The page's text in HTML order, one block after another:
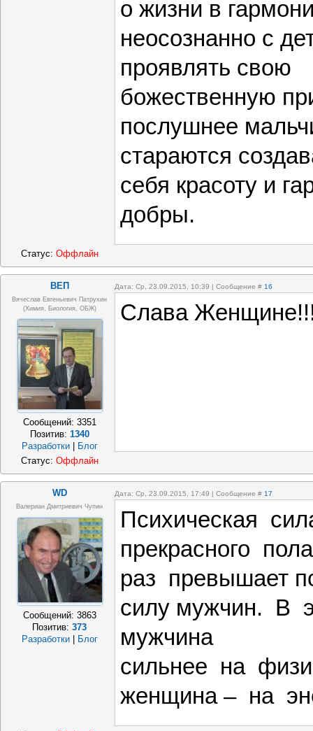
о жизни в
неосознанно с
проявлять свою
божественную
послушнее
стараются
себя красоту и
добры.
Статус: Оффлайн
ВЕП Дата: Ср, 23.09.2015, 10:39 | Сообщение # 16
Вячеслав Евгеньевич Патрухин
(Химия, Биология, ОБЖ)
Сообщений: 3351
Позитив: 1340
Разработки
Блог
Слава
Статус: Оффлайн
WD Дата: Ср, 23.09.2015, 17:49 | Сообщение # 17
Валериан Дмитриевич Чупин
Сообщений: 3863
Позитив:373
Разработки
Блог
Психическая
прекрасного
раз превышает
силу мужчин. В
мужчина
сильнее на
женщина – на